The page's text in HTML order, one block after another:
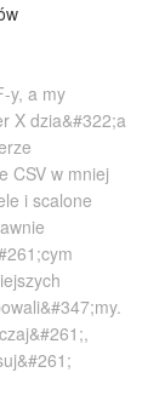
y, a my
X dzia&#322;a
CSV w mniej
i scalone